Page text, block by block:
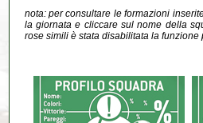
nota: per consultare le formazioni
la giornata e cliccare sul nome della
rose simili è stata disabilitata la